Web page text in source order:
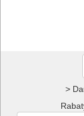
>